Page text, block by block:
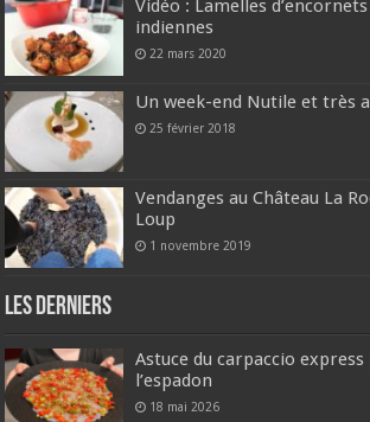
Vidéo : Lamelles
indiennes
22 mars 2020
Un week-end Nutile et très
25 février 2018
Vendanges au Château La
Loup
1 novembre 2019
Les derniers
Astuce du carpaccio express
l’espadon
18 mai 2026